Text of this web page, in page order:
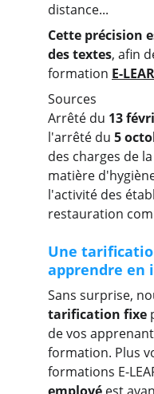
distance...
Cette précision
des textes, afin
formation E-
Sources
Arrêté du 13
l'arrêté du 5
des charges de
matière
l'activité des
restauration
Une
apprendre en
Sans surprise,
tarification fixe
de vos
formation. Plus
formations E-